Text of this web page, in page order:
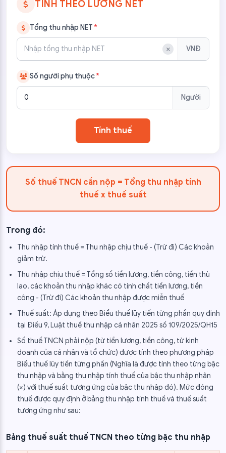
TÍNH THEO LƯƠNG NET
Tổng thu nhập NET *
× VNĐ
Số người phụ thuộc*
Người
Tính thuế
Số thuế TNCN cần nộp = Tổng thu nhập tính
thuế x thuế suất
Trong đó:
Thu nhập tính thuế = Thu nhập chịu thuế - (Trừ đi) Các khoản
giảm trừ.
Thu nhập chịu thuế = Tổng số tiền lương, tiền công, tiền thù
lao, các khoản thu nhập khác có tính chất tiền lương, tiền
công - (Trừ đi) Các khoản thu nhập được miễn thuế
Thuế suất: Áp dụng theo Biểu thuế lũy tiến từng phần quy định
tại Điều 9, Luật thuế thu nhập cá nhân 2025 số 109/2025/QH15
Số thuế TNCN phải nộp (từ tiền lương, tiền công, từ kinh
doanh của cá nhân và tổ chức) được tính theo phương pháp
Biểu thuế lũy tiến từng phần (Nghĩa là được tính theo từng bậc
thu nhập và bằng thu nhập tính thuế của bậc thu nhập nhân
(×) với thuế suất tương ứng của bậc thu nhập đó). Mức đóng
thuế được quy định ở bảng thu nhập tính thuế và thuế suất
tương ứng như sau:
Bảng thuế suất thuế TNCN theo từng bậc thu nhập